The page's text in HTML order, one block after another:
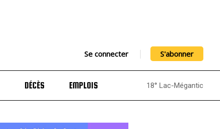
Se connecter S'abonner
DÉCÈS EMPLOIS 18° Lac-Mégantic